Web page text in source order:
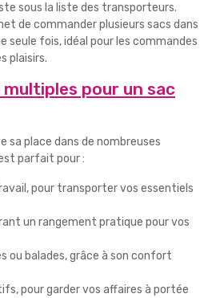
sous la liste des transporteurs.
de commander plusieurs sacs dans
seule fois, idéal pour les commandes
plaisirs.
pour un sac
sa place dans de nombreuses
parfait pour :
pour transporter vos essentiels
un rangement pratique pour vos
ou balades, grâce à son confort
pour garder vos affaires à portée